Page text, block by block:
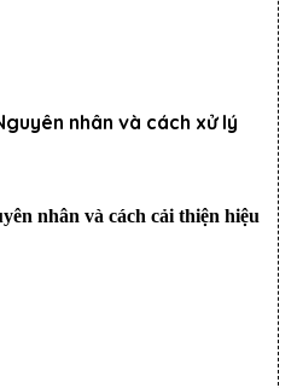
nhân và cách xử lý